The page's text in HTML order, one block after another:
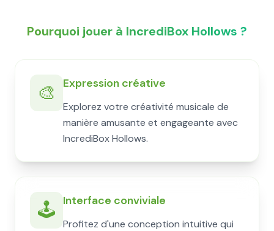
Pourquoi jouer à IncrediBox Hollows ?
🎨 Expression créative
Explorez votre créativité musicale de
manière amusante et engageante avec
IncrediBox Hollows.
🕹️ Interface conviviale
Profitez d'une conception intuitive qui